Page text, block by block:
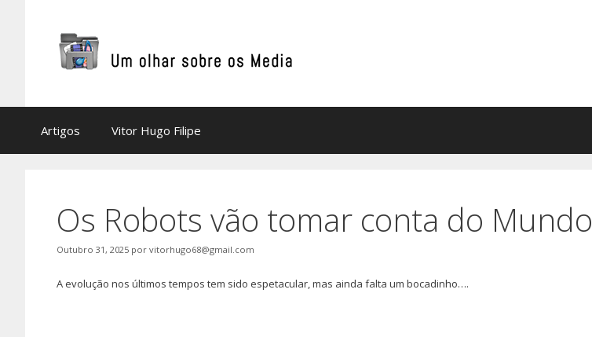
Artigos Vitor Hugo Filipe
Os Robots vão tomar conta do Mundo
Outubro 31, 2025 por vitorhugo68@gmail.com
A evolução nos últimos tempos tem sido espetacular, mas ainda falta um bocadinho….